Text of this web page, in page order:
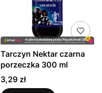
Tarczyn Nektar czarna
porzeczka 300 ml
Cena
3,29 zł